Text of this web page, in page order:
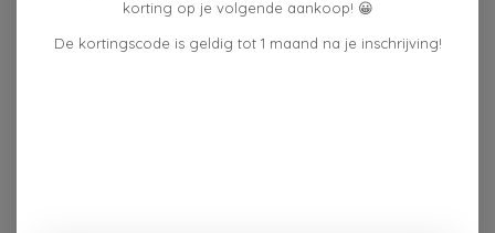
Beschrijving Reviews (0)
korting op je volgende aankoop! 😀
De kortingscode is geldig tot 1 maand na je inschrijving!